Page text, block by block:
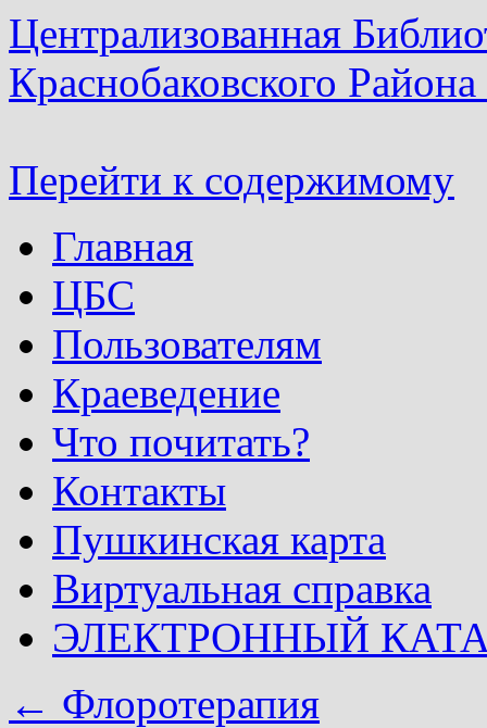
Централизованная
Краснобаковского
Перейти к содержимому
Главная
ЦБС
Пользователям
Краеведение
Что почитать?
Контакты
Пушкинская карта
Виртуальная справка
ЭЛЕКТРОННЫЙ
← Флоротерапия